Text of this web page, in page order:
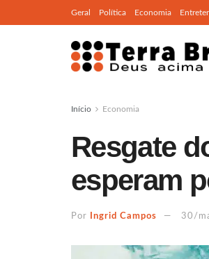
Geral Política Economia
Início Economia
Resgate
esperam
Por Ingrid Campos 30/